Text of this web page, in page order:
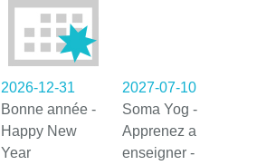
2026-12-31
Bonne année -
Happy New
Year
2027-07-10
Soma Yog -
Apprenez a
enseigner -